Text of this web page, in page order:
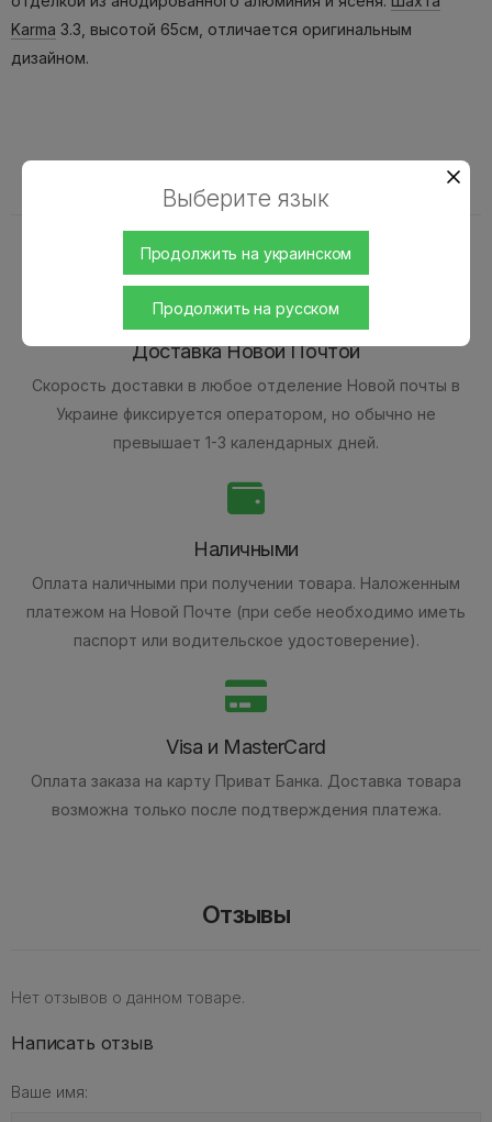
Выберите язык
Продолжить на украинском
Продолжить на русском
Karma 3.3, высотой 65см, отличается оригинальным
дизайном.
Доставка Новой Почтой
Скорость доставки в любое отделение Новой почты в
Украине фиксируется оператором, но обычно не
превышает 1-3 календарных дней.
Наличными
Оплата наличными при получении товара. Наложенным
платежом на Новой Почте (при себе необходимо иметь
паспорт или водительское удостоверение).
Visa и MasterCard
Оплата заказа на карту Приват Банка. Доставка товара
возможна только после подтверждения платежа.
Отзывы
Нет отзывов о данном товаре.
Написать отзыв
Ваше имя: